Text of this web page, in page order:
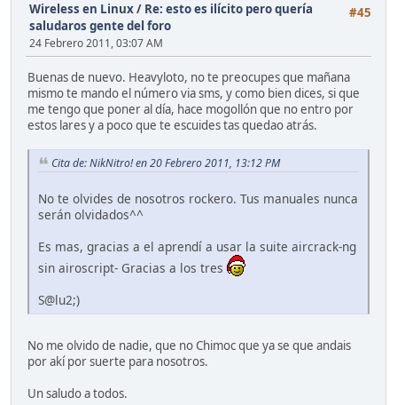
#45
Wireless en Linux/ Re: esto es ilícito pero quería
saludaros gente del foro
24 Febrero 2011, 03:07 AM
Buenas de nuevo. Heavyloto, no te preocupes que mañana
mismo te mando el número via sms, y como bien dices, si que
me tengo que poner al día, hace mogollón que no entro por
estos lares y a poco que te escuides tas quedao atrás.
Cita de: NikNitro! en 20 Febrero 2011, 13:12 PM
No te olvides de nosotros rockero. Tus manuales nunca
serán olvidados^^
Es mas, gracias a el aprendí a usar la suite aircrack-ng
sin airoscript- Gracias a los tres
S@lu2;)
No me olvido de nadie, que no Chimoc que ya se que andais
por akí por suerte para nosotros.
Un saludo a todos.